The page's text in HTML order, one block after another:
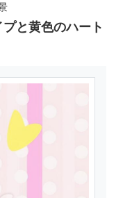
と黄色のハート